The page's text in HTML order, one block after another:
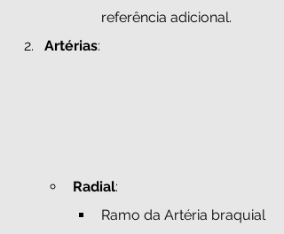
referência adicional.
Artérias:
Radial:
Ramo da Artéria braquial